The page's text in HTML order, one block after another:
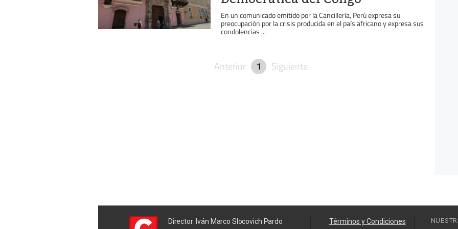
En un comunicado emitido por la Cancillería, Perú expresa su
preocupación por la crisis producida en el país africano y expresa sus
condolencias ...
Anterior 1 Siguiente
Director: Iván Marco Slocovich Pardo Términos y Condiciones